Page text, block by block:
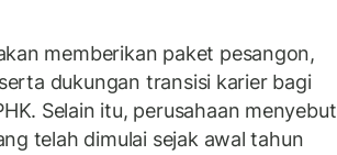
memberikan paket pesangon,
dukungan transisi karier bagi
Selain itu, perusahaan menyebut
telah dimulai sejak awal tahun